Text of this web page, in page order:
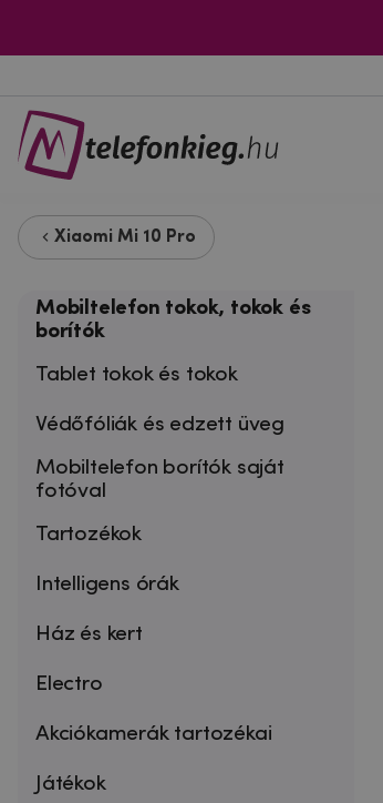
Xiaomi Mi 10 Pro
Mobiltelefon tokok, tokok és
borítók
Tablet tokok és tokok
Védőfóliák és edzett üveg
Mobiltelefon borítók saját
fotóval
Tartozékok
Intelligens órák
Ház és kert
Electro
Akciókamerák tartozékai
Játékok